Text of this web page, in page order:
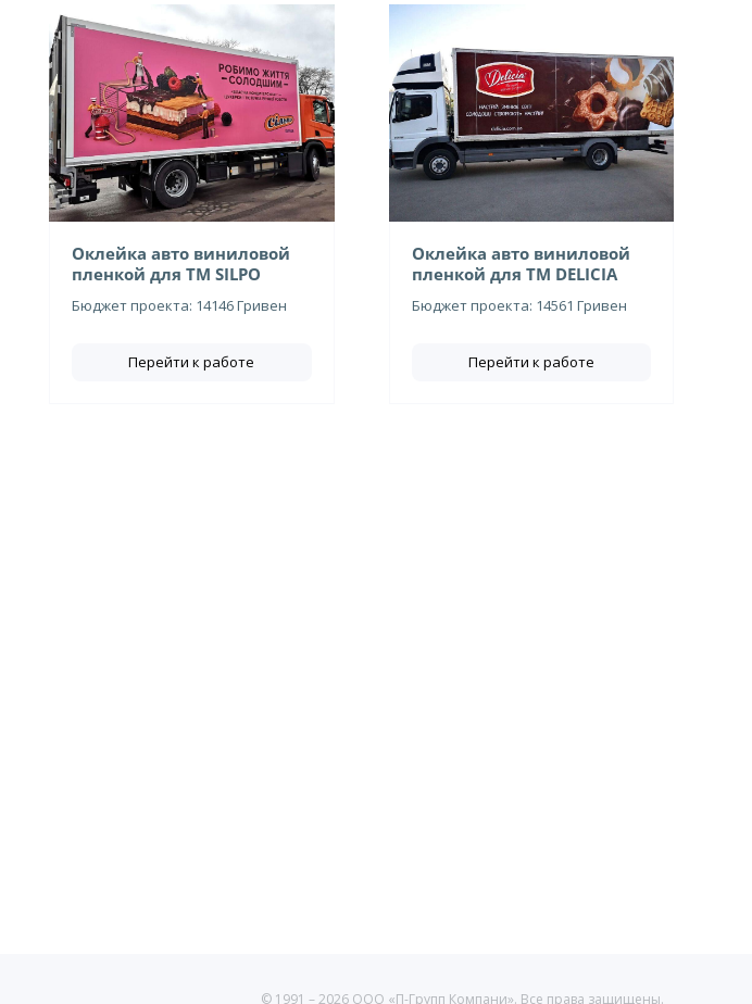
Оклейка авто виниловой
пленкой для ТМ SILPO
Бюджет проекта: 14146 Гривен
Перейти к работе
Оклейка авто виниловой
пленкой для ТМ DELICIA
Бюджет проекта: 14561 Гривен
Перейти к работе
© 1991 –2026 ООО «П-Групп Компани». Все права защищены.